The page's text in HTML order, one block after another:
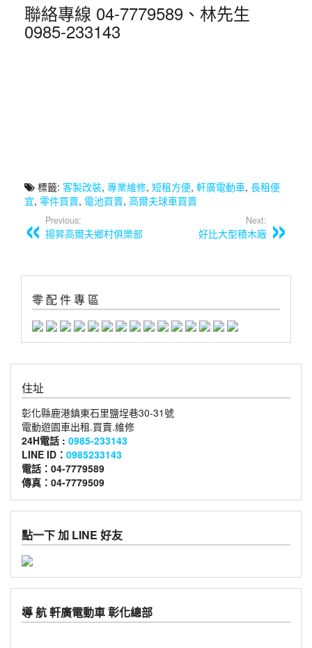
聯絡專線 04-7779589、林先生
0985-233143
標籤: 客製改裝, 專業維修, 短租方便, 軒廣電動車, 長租便
宜, 零件買賣, 電池買賣, 高爾夫球車買賣
Previous:
揚昇高爾夫鄉村俱樂部
Next:
好比大型積木廠
零 配 件 專 區
住址
彰化縣鹿港鎮東石里鹽埕巷30-31號
電動遊園車出租.買賣.維修
24H電話 : 0985-233143
LINE ID： 0985233143
電話：04-7779589
傳真：04-7779509
點一下 加 LINE 好友
導 航 軒廣電動車 彰化總部